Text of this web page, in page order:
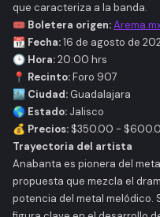
que caracteriza a la banda.
🎟️ Boletera origen:
📆 Fecha:16 de agosto de
🕒 Hora:20:00 hrs
📍 Recinto:Foro 907
🏙️ Ciudad: Guadalajara
🌎 Estado: Jalisco
💰 Precios: $350.00 -
Trayectoria del artista
Anabanta es pionera del
propuesta que mezcla el
potencia del metal melódico.